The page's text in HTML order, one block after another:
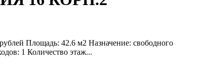
Площадь: 42.6 м2 Назначение: свободного
1 Количество этаж...